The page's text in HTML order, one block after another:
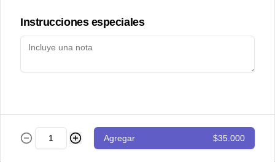
pico de gallo
Totopos especiales
Nachos con guacamole, pico de gallo,
carne desmechada y queso cheddar.
Instrucciones especiales
Agregar $35.000